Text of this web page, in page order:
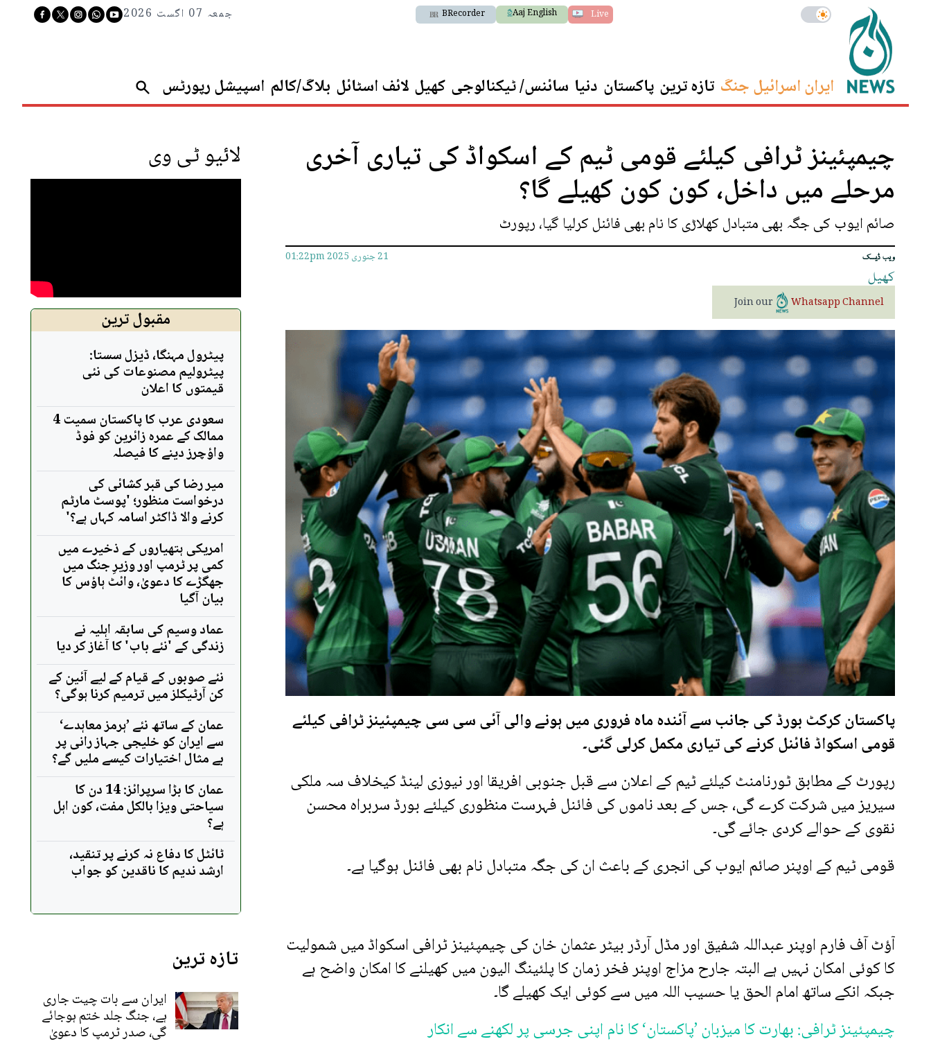
Live
Aaj English
BRecorder جمعہ 07 اگست 2026
ایران اسرائیل جنگ تازہ ترین پاکستان دنیا سائنس/ ٹیکنالوجی کھیل لائف اسٹائل بلاگ/کالم اسپیشل رپورٹس
چیمپئینز ٹرافی کیلئے قومی ٹیم کے اسکواڈ کی تیاری آخری
مرحلے میں داخل، کون کون کھیلے گا؟
صائم ایوب کی جگہ بھی متبادل کھلاڑی کا نام بھی فائنل کرلیا گیا، رپورٹ
ویب ڈیسک 21 جنوری 2025 01:22pm
کھیل
Join our Whatsapp Channel
پاکستان کرکٹ بورڈ کی جانب سے آئندہ ماہ فروری میں ہونے والی آئی سی سی چیمپئینز ٹرافی کیلئے
قومی اسکواڈ فائنل کرنے کی تیاری مکمل کرلی گئی۔
رپورٹ کے مطابق ٹورنامنٹ کیلئے ٹیم کے اعلان سے قبل جنوبی افریقا اور نیوزی لینڈ کیخلاف سہ ملکی
سیریز میں شرکت کرے گی، جس کے بعد ناموں کی فائنل فہرست منظوری کیلئے بورڈ سربراہ محسن
نقوی کے حوالے کردی جائے گی۔
قومی ٹیم کے اوپنر صائم ایوب کی انجری کے باعث ان کی جگہ متبادل نام بھی فائنل ہوگیا ہے۔
آؤٹ آف فارم اوپنر عبداللہ شفیق اور مڈل آرڈر بیٹر عثمان خان کی چیمپئینز ٹرافی اسکواڈ میں شمولیت
کا کوئی امکان نہیں ہے البتہ جارح مزاج اوپنر فخر زمان کا پلئینگ الیون میں کھیلنے کا امکان واضح ہے
جبکہ انکے ساتھ امام الحق یا حسیب اللہ میں سے کوئی ایک کھیلے گا۔
چیمپئینز ٹرافی: بھارت کا میزبان ’پاکستان‘ کا نام اپنی جرسی پر لکھنے سے انکار
لائیو ٹی وی
مقبول ترین
پیٹرول مہنگا، ڈیزل سستا:
پیٹرولیم مصنوعات کی نئی
قیمتوں کا اعلان
سعودی عرب کا پاکستان سمیت 4
ممالک کے عمرہ زائرین کو فوڈ
واؤچرز دینے کا فیصلہ
میر رضا کی قبر کشائی کی
درخواست منظور؛ 'پوسٹ مارٹم
کرنے والا ڈاکٹر اسامہ کہاں ہے؟'
امریکی ہتھیاروں کے ذخیرے میں
کمی پر ٹرمپ اور وزیرِ جنگ میں
جھگڑے کا دعویٰ، وائٹ ہاؤس کا
بیان آگیا
عماد وسیم کی سابقہ اہلیہ نے
زندگی کے 'نئے باب' کا آغاز کر دیا
نئے صوبوں کے قیام کے لیے آئین کے
کن آرٹیکلز میں ترمیم کرنا ہوگی؟
عمان کے ساتھ نئے ’ہرمز معاہدے‘
سے ایران کو خلیجی جہاز رانی پر
بے مثال اختیارات کیسے ملیں گے؟
عمان کا بڑا سرپرائز: 14 دن کا
سیاحتی ویزا بالکل مفت، کون اہل
ہے؟
ٹائٹل کا دفاع نہ کرنے پر تنقید،
ارشد ندیم کا ناقدین کو جواب
تازہ ترین
ایران سے بات چیت جاری
ہے، جنگ جلد ختم ہوجائے
گی، صدر ٹرمپ کا دعویٰ